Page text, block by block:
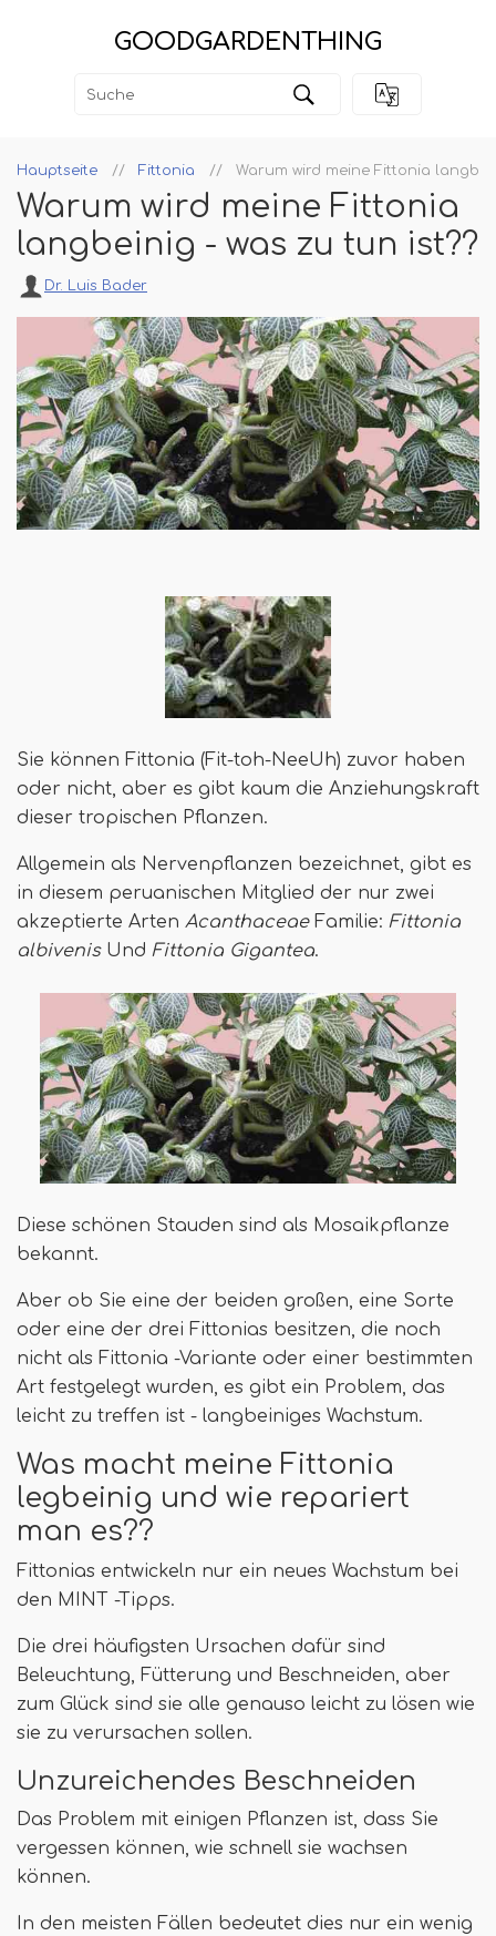
GOODGARDENTHING
Hauptseite Fittonia Warum wird meine Fittonia
Warum wird meine Fittonia
langbeinig - was zu tun ist??
Dr. Luis Bader
Sie können Fittonia (Fit-toh-NeeUh) zuvor haben
oder nicht, aber es gibt kaum die Anziehungskraft
dieser tropischen Pflanzen.
Allgemein als Nervenpflanzen bezeichnet, gibt es
in diesem peruanischen Mitglied der nur zwei
akzeptierte Arten AcanthaceaeFamilie: Fittonia
albivenisUnd Fittonia Gigantea.
Diese schönen Stauden sind als Mosaikpflanze
bekannt.
Aber ob Sie eine der beiden großen, eine Sorte
oder eine der drei Fittonias besitzen, die noch
nicht als Fittonia -Variante oder einer bestimmten
Art festgelegt wurden, es gibt ein Problem, das
leicht zu treffen ist - langbeiniges Wachstum.
Was macht meine Fittonia
legbeinig und wie repariert
man es??
Fittonias entwickeln nur ein neues Wachstum bei
den MINT -Tipps.
Die drei häufigsten Ursachen dafür sind
Beleuchtung, Fütterung und Beschneiden, aber
zum Glück sind sie alle genauso leicht zu lösen wie
sie zu verursachen sollen.
Unzureichendes Beschneiden
Das Problem mit einigen Pflanzen ist, dass Sie
vergessen können, wie schnell sie wachsen
können.
In den meisten Fällen bedeutet dies nur ein wenig